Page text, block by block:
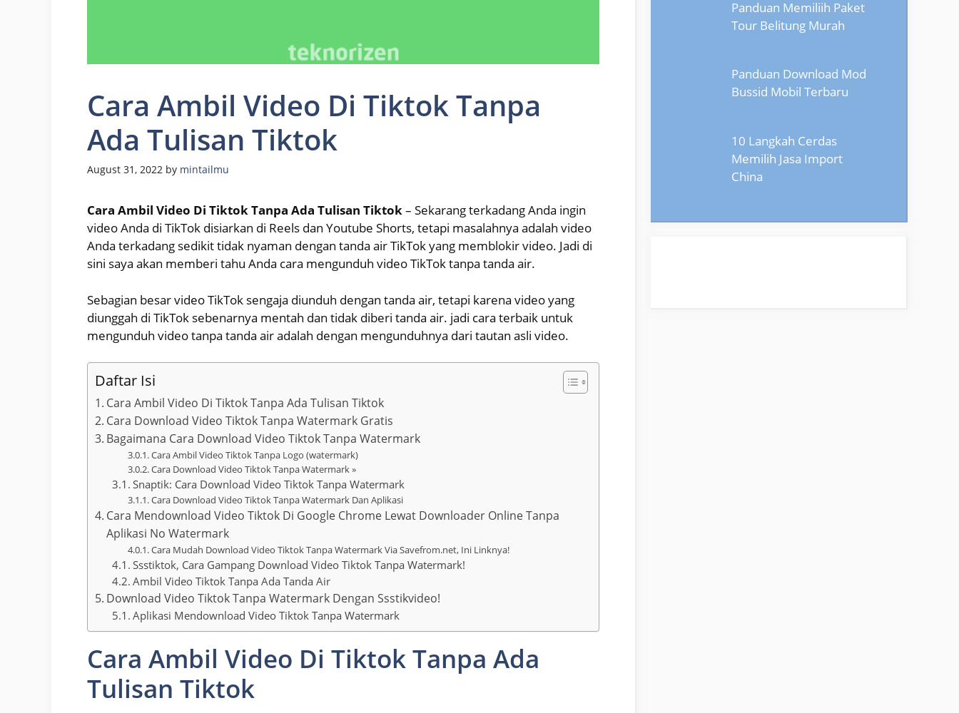
Cara Ambil Video Di Tiktok Tanpa
Ada Tulisan Tiktok
August 31, 2022 by mintailmu
Cara Ambil Video Di Tiktok Tanpa Ada Tulisan Tiktok– Sekarang terkadang Anda ingin
video Anda di TikTok disiarkan di Reels dan Youtube Shorts, tetapi masalahnya adalah video
Anda terkadang sedikit tidak nyaman dengan tanda air TikTok yang memblokir video. Jadi di
sini saya akan memberi tahu Anda cara mengunduh video TikTok tanpa tanda air.
Sebagian besar video TikTok sengaja diunduh dengan tanda air, tetapi karena video yang
diunggah di TikTok sebenarnya mentah dan tidak diberi tanda air. jadi cara terbaik untuk
mengunduh video tanpa tanda air adalah dengan mengunduhnya dari tautan asli video.
Daftar Isi
Cara Ambil Video Di Tiktok Tanpa Ada Tulisan Tiktok
Cara Download Video Tiktok Tanpa Watermark Gratis
Bagaimana Cara Download Video Tiktok Tanpa Watermark
Cara Ambil Video Tiktok Tanpa Logo (watermark)
Cara Download Video Tiktok Tanpa Watermark »
Snaptik: Cara Download Video Tiktok Tanpa Watermark
Cara Download Video Tiktok Tanpa Watermark Dan Aplikasi
Cara Mendownload Video Tiktok Di Google Chrome Lewat Downloader Online Tanpa
Aplikasi No Watermark
Cara Mudah Download Video Tiktok Tanpa Watermark Via Savefrom.net, Ini Linknya!
Ssstiktok, Cara Gampang Download Video Tiktok Tanpa Watermark!
Ambil Video Tiktok Tanpa Ada Tanda Air
Download Video Tiktok Tanpa Watermark Dengan Ssstikvideo!
Aplikasi Mendownload Video Tiktok Tanpa Watermark
Cara Ambil Video Di Tiktok Tanpa Ada
Tulisan Tiktok
Panduan Memiliih Paket
Tour Belitung Murah
Panduan Download Mod
Bussid Mobil Terbaru
10 Langkah Cerdas
Memilih Jasa Import
China